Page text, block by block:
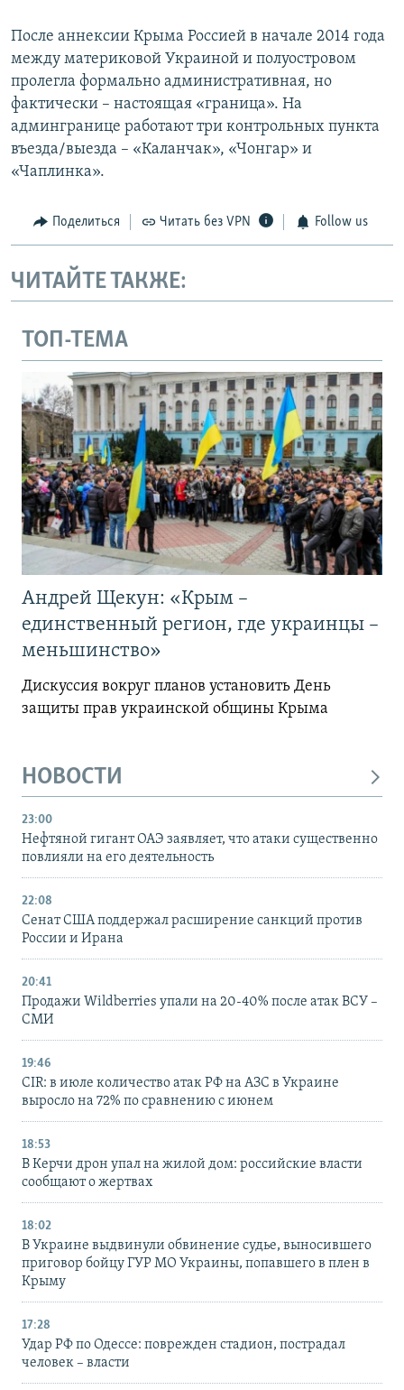
После аннексии Крыма Россией в начале 2014 года
между материковой Украиной и полуостровом
пролегла формально административная, но
фактически – настоящая «граница». На
админгранице работают три контрольных пункта
въезда/выезда – «Каланчак», «Чонгар» и
«Чаплинка».
Поделиться Читать без VPN Follow us
ЧИТАЙТЕ ТАКЖЕ:
ТОП-ТЕМА
Андрей Щекун: «Крым –
единственный регион, где украинцы –
меньшинство»
Дискуссия вокруг планов установить День
защиты прав украинской общины Крыма
НОВОСТИ
23:00
Нефтяной гигант ОАЭ заявляет, что атаки существенно
повлияли на его деятельность
22:08
Сенат США поддержал расширение санкций против
России и Ирана
20:41
Продажи Wildberries упали на 20-40% после атак ВСУ –
СМИ
19:46
CIR: в июле количество атак РФ на АЗС в Украине
выросло на 72% по сравнению с июнем
18:53
В Керчи дрон упал на жилой дом: российские власти
сообщают о жертвах
18:02
В Украине выдвинули обвинение судье, выносившего
приговор бойцу ГУР МО Украины, попавшего в плен в
Крыму
17:28
Удар РФ по Одессе: поврежден стадион, пострадал
человек – власти